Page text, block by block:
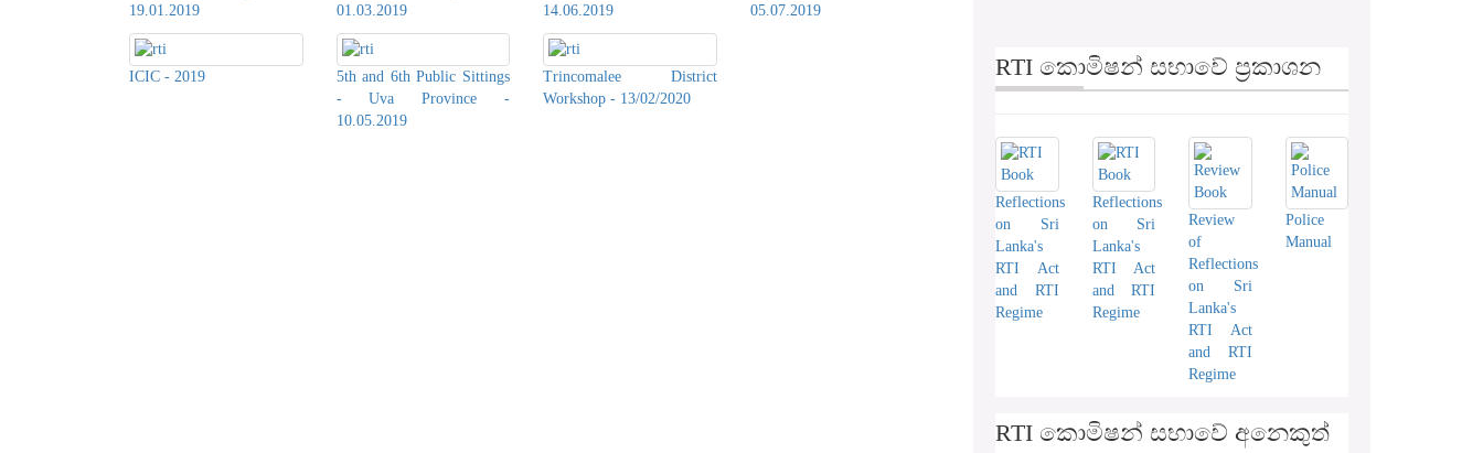
19.01.2019
01.03.2019
14.06.2019
05.07.2019
ICIC - 2019
5th and 6th Public Sittings
- Uva Province -
10.05.2019
Trincomalee District
Workshop - 13/02/2020
RTI කොමිෂන් සභාවේ ප්‍රකාශන
Reflections
on Sri
Lanka's
RTI Act
and RTI
Regime
Reflections
on Sri
Lanka's
RTI Act
and RTI
Regime
Review
of
Reflections
on Sri
Lanka's
RTI Act
and RTI
Regime
Police
Manual
RTI කොමිෂන් සභාවේ අනෙකුත්